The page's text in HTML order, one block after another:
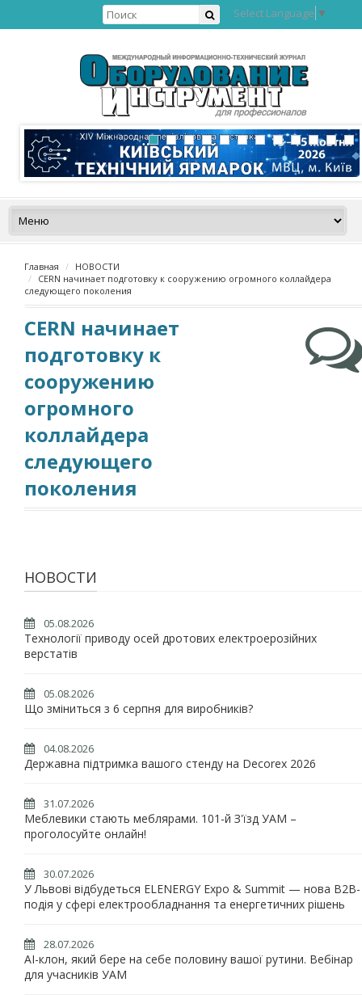
Select Language ▼
Главная
НОВОСТИ
CERN начинает подготовку к сооружению огромного коллайдера
следующего поколения
CERN начинает
подготовку к
сооружению
огромного
коллайдера
следующего
поколения
НОВОСТИ
05.08.2026
Технології приводу осей дротових електроерозійних
верстатів
05.08.2026
Що зміниться з 6 серпня для виробників?
04.08.2026
Державна підтримка вашого стенду на Decorex 2026
31.07.2026
Меблевики стають меблярами. 101-й З'їзд УАМ –
проголосуйте онлайн!
30.07.2026
У Львові відбудеться ELENERGY Expo & Summit — нова B2B-
подія у сфері електрообладнання та енергетичних рішень
28.07.2026
AI-клон, який бере на себе половину вашої рутини. Вебінар
для учасників УАМ